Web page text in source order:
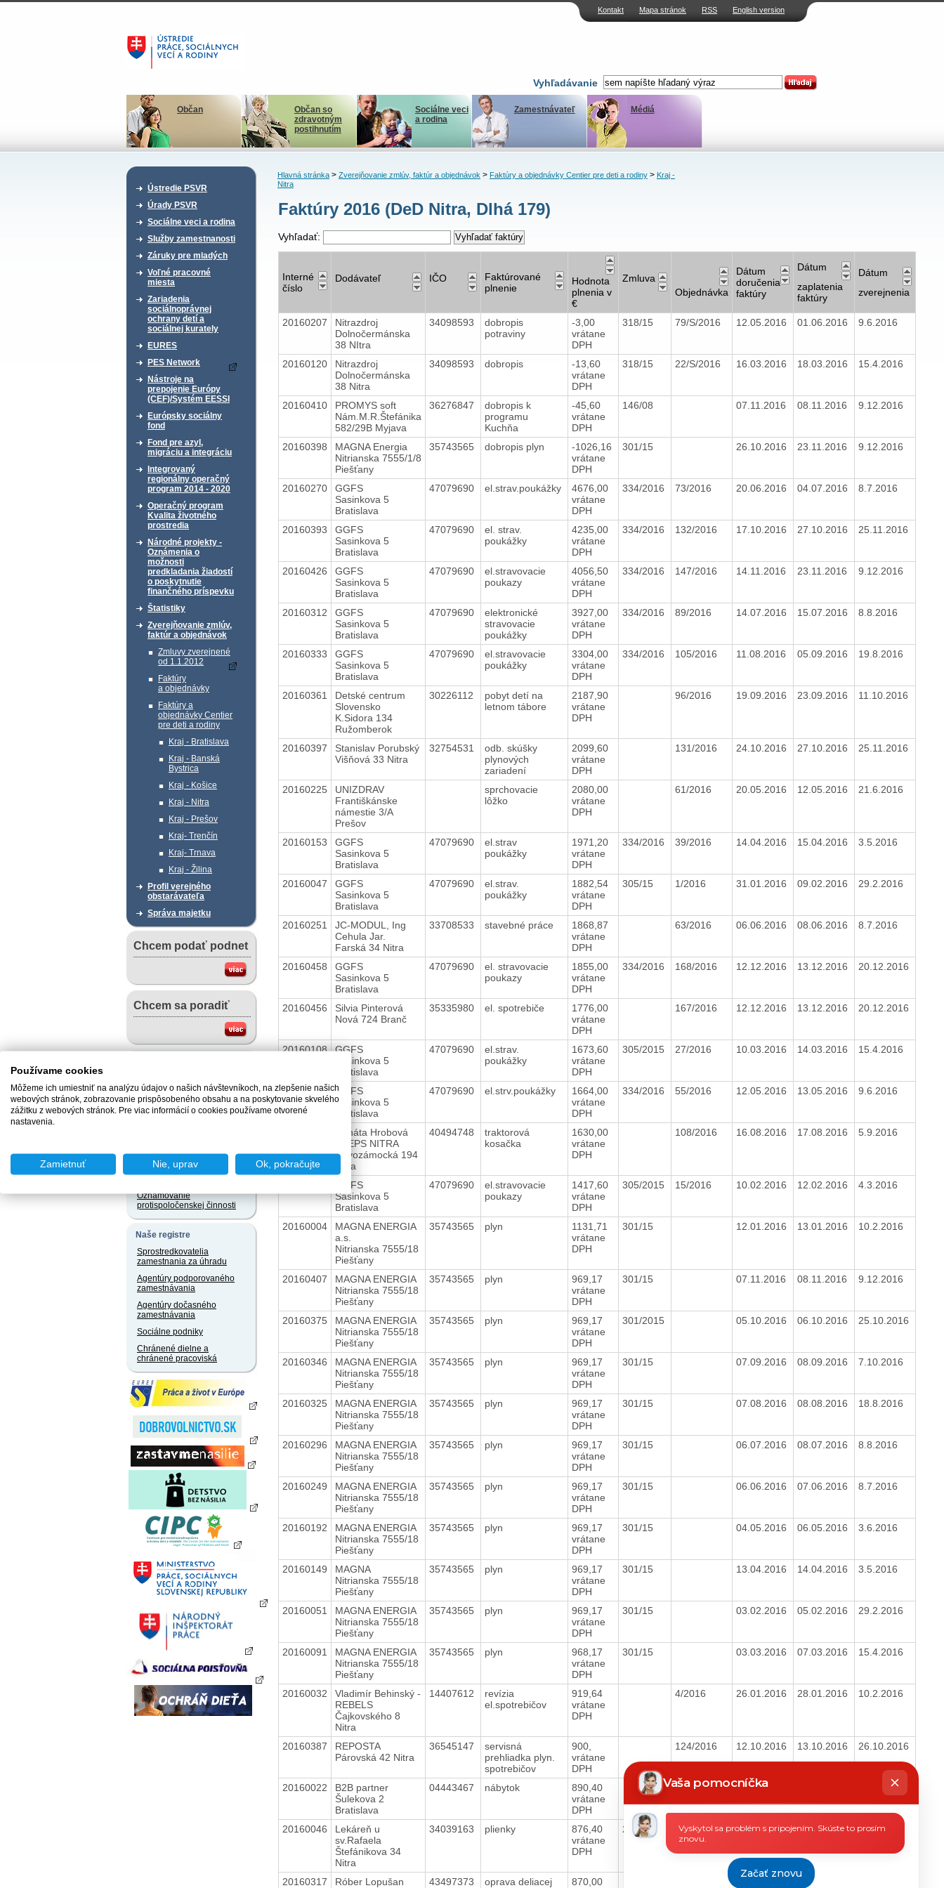
Kontakt Mapa stránok RSS English version
Vyhľadávanie
Občan
Občan so
zdravotným
postihnutím
Sociálne veci
a rodina
Zamestnávateľ Médiá
Ústredie PSVR
Úrady PSVR
Sociálne veci a rodina
Služby zamestnanosti
Záruky pre mladých
Voľné pracovné
miesta
Zariadenia
sociálnoprávnej
ochrany detí a
sociálnej kurately
EURES
PES Network
Nástroje na
prepojenie Európy
(CEF)/Systém EESSI
Európsky sociálny
fond
Fond pre azyl,
migráciu a integráciu
Integrovaný
regionálny operačný
program 2014 - 2020
Operačný program
Kvalita životného
prostredia
Národné projekty -
Oznámenia o
možnosti
predkladania žiadostí
o poskytnutie
finančného príspevku
Štatistiky
Zverejňovanie zmlúv,
faktúr a objednávok
Zmluvy zverejnené
od 1.1.2012
Faktúry
a objednávky
Faktúry a
objednávky Centier
pre deti a rodiny
Kraj - Bratislava
Kraj - Banská
Bystrica
Kraj - Košice
Kraj - Nitra
Kraj - Prešov
Kraj- Trenčín
Kraj- Trnava
Kraj - Žilina
Profil verejného
obstarávateľa
Správa majetku
Chcem podať podnet
Chcem sa poradiť
jazyku a iných jazykoch
Právne predpisy
Slobodný prístup k
informáciám
Oznamovanie
protispoločenskej činnosti
Naše registre
Sprostredkovatelia
zamestnania za úhradu
Agentúry podporovaného
zamestnávania
Agentúry dočasného
zamestnávania
Sociálne podniky
Chránené dielne a
chránené pracoviská
Hlavná stránka> Zverejňovanie zmlúv, faktúr a objednávok> Faktúry a objednávky Centier pre deti a rodiny> Kraj -
Nitra
Faktúry 2016 (DeD Nitra, Dlhá 179)
Vyhľadať:
Interné
číslo
Dodávateľ IČO
Faktúrované
plnenie
Hodnota
plnenia v
€
Zmluva
Objednávka
Dátum
doručenia
faktúry
Dátum
zaplatenia
faktúry
Dátum
zverejnenia
20160207
Nitrazdroj
Dolnočermánska
38 NItra
34098593
dobropis
potraviny
-3,00
vrátane
DPH
318/15 79/S/2016 12.05.2016 01.06.2016 9.6.2016
20160120
Nitrazdroj
Dolnočermánska
38 Nitra
34098593 dobropis
-13,60
vrátane
DPH
318/15 22/S/2016 16.03.2016 18.03.2016 15.4.2016
20160410
PROMYS soft
Nám.M.R.Štefánika
582/29B Myjava
36276847
dobropis k
programu
Kuchňa
-45,60
vrátane
DPH
146/08 07.11.2016 08.11.2016 9.12.2016
20160398
MAGNA Energia
Nitrianska 7555/1/8
Piešťany
35743565 dobropis plyn
-1026,16
vrátane
DPH
301/15 26.10.2016 23.11.2016 9.12.2016
20160270
GGFS
Sasinkova 5
Bratislava
47079690 el.strav.poukážky
4676,00
vrátane
DPH
334/2016 73/2016 20.06.2016 04.07.2016 8.7.2016
20160393
GGFS
Sasinkova 5
Bratislava
47079690
el. strav.
poukážky
4235,00
vrátane
DPH
334/2016 132/2016 17.10.2016 27.10.2016 25.11.2016
20160426
GGFS
Sasinkova 5
Bratislava
47079690
el.stravovacie
poukazy
4056,50
vrátane
DPH
334/2016 147/2016 14.11.2016 23.11.2016 9.12.2016
20160312
GGFS
Sasinkova 5
Bratislava
47079690
elektronické
stravovacie
poukážky
3927,00
vrátane
DPH
334/2016 89/2016 14.07.2016 15.07.2016 8.8.2016
20160333
GGFS
Sasinkova 5
Bratislava
47079690
el.stravovacie
poukážky
3304,00
vrátane
DPH
334/2016 105/2016 11.08.2016 05.09.2016 19.8.2016
20160361
Detské centrum
Slovensko
K.Sidora 134
Ružomberok
30226112
pobyt detí na
letnom tábore
2187,90
vrátane
DPH
96/2016 19.09.2016 23.09.2016 11.10.2016
20160397
Stanislav Porubský
Višňová 33 Nitra
32754531
odb. skúšky
plynových
zariadení
2099,60
vrátane
DPH
131/2016 24.10.2016 27.10.2016 25.11.2016
20160225
UNIZDRAV
Františkánske
námestie 3/A
Prešov
sprchovacie
lôžko
2080,00
vrátane
DPH
61/2016 20.05.2016 12.05.2016 21.6.2016
20160153
GGFS
Sasinkova 5
Bratislava
47079690
el.strav
poukážky
1971,20
vrátane
DPH
334/2016 39/2016 14.04.2016 15.04.2016 3.5.2016
20160047
GGFS
Sasinkova 5
Bratislava
47079690
el.strav.
poukážky
1882,54
vrátane
DPH
305/15 1/2016 31.01.2016 09.02.2016 29.2.2016
20160251
JC-MODUL, Ing
Cehula Jar.
Farská 34 Nitra
33708533 stavebné práce
1868,87
vrátane
DPH
63/2016 06.06.2016 08.06.2016 8.7.2016
20160458
GGFS
Sasinkova 5
Bratislava
47079690
el. stravovacie
poukazy
1855,00
vrátane
DPH
334/2016 168/2016 12.12.2016 13.12.2016 20.12.2016
20160456
Silvia Pinterová
Nová 724 Branč
35335980 el. spotrebiče
1776,00
vrátane
DPH
167/2016 12.12.2016 13.12.2016 20.12.2016
20160108
GGFS
Sasinkova 5
Bratislava
47079690
el.strav.
poukážky
1673,60
vrátane
DPH
305/2015 27/2016 10.03.2016 14.03.2016 15.4.2016
20160209
GGFS
Sasinkova 5
Bratislava
47079690 el.strv.poukážky
1664,00
vrátane
DPH
334/2016 55/2016 12.05.2016 13.05.2016 9.6.2016
Renáta Hrobová
STEPS NITRA
Novozámocká 194
Nitra
40494748
traktorová
kosačka
1630,00
vrátane
DPH
108/2016 16.08.2016 17.08.2016 5.9.2016
GGFS
Sasinkova 5
Bratislava
47079690
el.stravovacie
poukazy
1417,60
vrátane
DPH
305/2015 15/2016 10.02.2016 12.02.2016 4.3.2016
20160004
MAGNA ENERGIA
a.s.
Nitrianska 7555/18
Piešťany
35743565 plyn
1131,71
vrátane
DPH
301/15 12.01.2016 13.01.2016 10.2.2016
20160407
MAGNA ENERGIA
Nitrianska 7555/18
Piešťany
35743565 plyn
969,17
vrátane
DPH
301/15 07.11.2016 08.11.2016 9.12.2016
20160375
MAGNA ENERGIA
Nitrianska 7555/18
Piešťany
35743565 plyn
969,17
vrátane
DPH
301/2015 05.10.2016 06.10.2016 25.10.2016
20160346
MAGNA ENERGIA
Nitrianska 7555/18
Piešťany
35743565 plyn
969,17
vrátane
DPH
301/15 07.09.2016 08.09.2016 7.10.2016
20160325
MAGNA ENERGIA
Nitrianska 7555/18
Piešťany
35743565 plyn
969,17
vrátane
DPH
301/15 07.08.2016 08.08.2016 18.8.2016
20160296
MAGNA ENERGIA
Nitrianska 7555/18
Piešťany
35743565 plyn
969,17
vrátane
DPH
301/15 06.07.2016 08.07.2016 8.8.2016
20160249
MAGNA ENERGIA
Nitrianska 7555/18
Piešťany
35743565 plyn
969,17
vrátane
DPH
301/15 06.06.2016 07.06.2016 8.7.2016
20160192
MAGNA ENERGIA
Nitrianska 7555/18
Piešťany
35743565 plyn
969,17
vrátane
DPH
301/15 04.05.2016 06.05.2016 3.6.2016
20160149
MAGNA
Nitrianska 7555/18
Piešťany
35743565 plyn
969,17
vrátane
DPH
301/15 13.04.2016 14.04.2016 3.5.2016
20160051
MAGNA ENERGIA
Nitrianska 7555/18
Piešťany
35743565 plyn
969,17
vrátane
DPH
301/15 03.02.2016 05.02.2016 29.2.2016
20160091
MAGNA ENERGIA
Nitrianska 7555/18
Piešťany
35743565 plyn
968,17
vrátane
DPH
301/15 03.03.2016 07.03.2016 15.4.2016
20160032
Vladimír Behinský -
REBELS
Čajkovského 8
Nitra
14407612
revízia
el.spotrebičov
919,64
vrátane
DPH
4/2016 26.01.2016 28.01.2016 10.2.2016
20160387
REPOSTA
Párovská 42 Nitra
36545147
servisná
prehliadka plyn.
spotrebičov
900,
vrátane
DPH
124/2016 12.10.2016 13.10.2016 26.10.2016
20160022
B2B partner
Šulekova 2
Bratislava
04443467 nábytok
890,40
vrátane
DPH
6/2016 16.01.2016 10.2.2016
20160046
Lekáreň u
sv.Rafaela
Štefánikova 34
Nitra
34039163 plienky
876,40
vrátane
DPH
297/15 14/2016 31.01.2016 03.02.2016 29.2.2016
20160317
Róber Lopušan
43497373
oprava deliacej
870,00
29.07.2016
Vaša pomocníčka
Chatbot
píše
Vyskytol sa problém s pripojením. Skúste to prosím
znovu.
Začať znovu
Používame cookies
Môžeme ich umiestniť na analýzu údajov o našich návštevníkoch, na zlepšenie našich
webových stránok, zobrazovanie prispôsobeného obsahu a na poskytovanie skvelého
zážitku z webových stránok. Pre viac informácií o cookies používame otvorené
nastavenia.
Zamietnuť Nie, uprav Ok, pokračujte